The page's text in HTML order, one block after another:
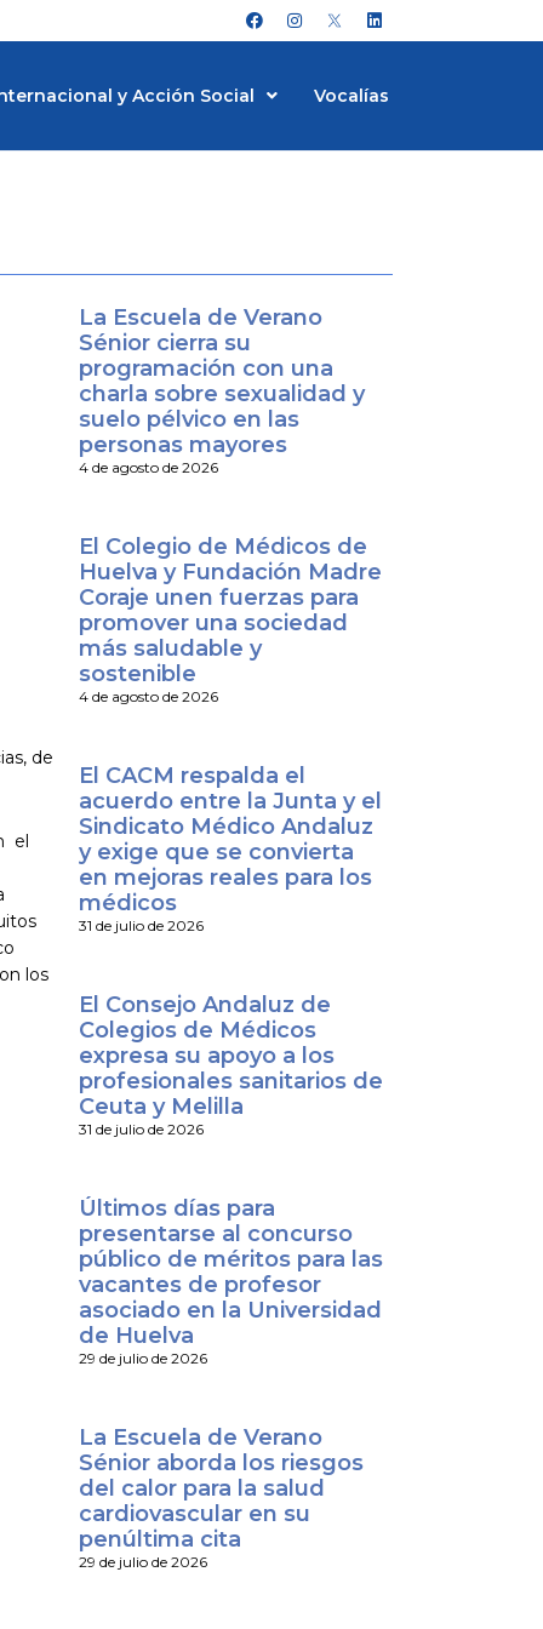
F
a
c
o
I
n
s
m
L
i
n
d
y Acción Social Vocalías
de
el
los
La Escuela de Verano
Sénior cierra su
programación con una
charla sobre sexualidad y
suelo pélvico en las
personas mayores
4 de agosto de 2026
El Colegio de Médicos de
Huelva y Fundación Madre
Coraje unen fuerzas para
promover una sociedad
más saludable y
sostenible
4 de agosto de 2026
El CACM respalda el
acuerdo entre la Junta y el
Sindicato Médico Andaluz
y exige que se convierta
en mejoras reales para los
médicos
31 de julio de 2026
El Consejo Andaluz de
Colegios de Médicos
expresa su apoyo a los
profesionales sanitarios de
Ceuta y Melilla
31 de julio de 2026
Últimos días para
presentarse al concurso
público de méritos para las
vacantes de profesor
asociado en la Universidad
de Huelva
29 de julio de 2026
La Escuela de Verano
Sénior aborda los riesgos
del calor para la salud
cardiovascular en su
penúltima cita
29 de julio de 2026